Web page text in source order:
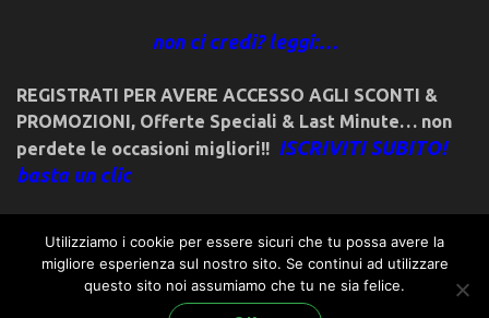
non ci credi? leggi:…
REGISTRATI PER AVERE ACCESSO AGLI SCONTI &
PROMOZIONI, Offerte Speciali & Last Minute… non
perdete le occasioni migliori!! ISCRIVITI SUBITO!
basta un clic
© 2018friulivg.it. -*- By ST.GEORGE.DRAGONSLAYER LLC -*-
admin@st-george-dragonslayer.com
Utilizziamo i cookie per essere sicuri che tu possa avere la
migliore esperienza sul nostro sito. Se continui ad utilizzare
questo sito noi assumiamo che tu ne sia felice.